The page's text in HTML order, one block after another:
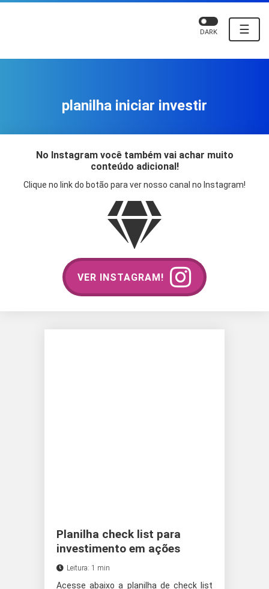
☰
DARK
planilha iniciar investir
No Instagram você também vai achar muito
conteúdo adicional!
Clique no link do botão para ver nosso canal no Instagram!
VER INSTAGRAM!
Planilha check list para
investimento em ações
Leitura: 1 min
Acesse abaixo a planilha de check list